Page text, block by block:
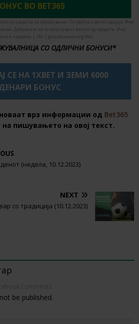
ВО BET365
се кредити за обложување. Потребна е регистрација. Има
Добивките не го вклучуваат влогот од кредити. Има
и правила. | 18+ | gambleaware.org #Ad
СО ОДЛИЧНИ БОНУСИ*
СЕ НА 1XBET И ЗЕМИ 6000
БОНУС
врз информации од Bet365
пишувањето на овој текст.
(недела, 10.12.2023)
NEXT
со традиција (10.12.2023)
be published.